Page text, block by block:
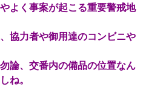
よく事案が起こる重要警戒地
協力者や御用達のコンビニや
論、交番内の備品の位置なん
ね。